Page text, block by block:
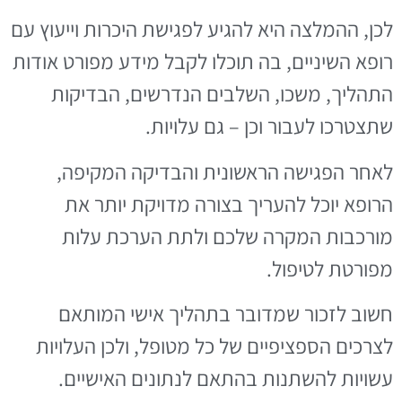
לכן, ההמלצה היא להגיע לפגישת היכרות וייעוץ עם
רופא השיניים, בה תוכלו לקבל מידע מפורט אודות
התהליך, משכו, השלבים הנדרשים, הבדיקות
שתצטרכו לעבור וכן – גם עלויות.
לאחר הפגישה הראשונית והבדיקה המקיפה,
הרופא יוכל להעריך בצורה מדויקת יותר את
מורכבות המקרה שלכם ולתת הערכת עלות
מפורטת לטיפול.
חשוב לזכור שמדובר בתהליך אישי המותאם
לצרכים הספציפיים של כל מטופל, ולכן העלויות
עשויות להשתנות בהתאם לנתונים האישיים.